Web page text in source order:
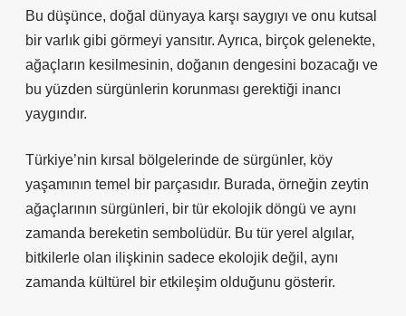
Bu düşünce, doğal dünyaya karşı saygıyı ve onu kutsal
bir varlık gibi görmeyi yansıtır. Ayrıca, birçok gelenekte,
ağaçların kesilmesinin, doğanın dengesini bozacağı ve
bu yüzden sürgünlerin korunması gerektiği inancı
yaygındır.
Türkiye’nin kırsal bölgelerinde de sürgünler, köy
yaşamının temel bir parçasıdır. Burada, örneğin zeytin
ağaçlarının sürgünleri, bir tür ekolojik döngü ve aynı
zamanda bereketin sembolüdür. Bu tür yerel algılar,
bitkilerle olan ilişkinin sadece ekolojik değil, aynı
zamanda kültürel bir etkileşim olduğunu gösterir.